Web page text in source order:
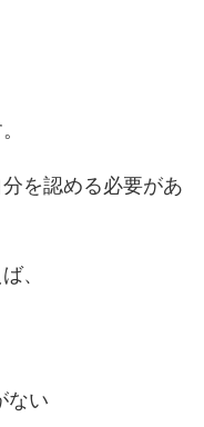
を認める必要があ
、
ない